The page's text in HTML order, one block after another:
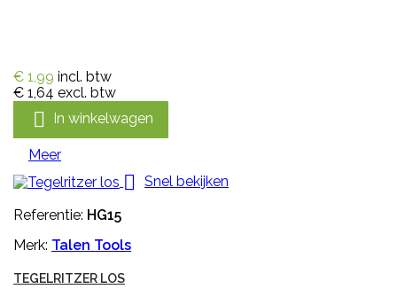
€ 1,99 incl. btw
€ 1,64 excl. btw
 In winkelwagen
Meer
 Snel bekijken
Referentie: HG15
Merk: Talen Tools
TEGELRITZER LOS